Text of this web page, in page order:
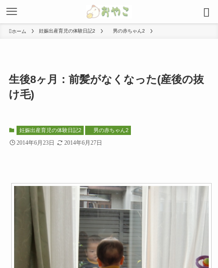
ホーム 妊娠出産育児の体験日記2 男の赤ちゃん2
生後8ヶ月：前髪がなくなった(産後の抜
け毛)
妊娠出産育児の体験日記2 男の赤ちゃん2
2014年6月23日 2014年6月27日